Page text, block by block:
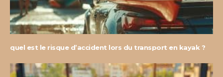
quel est le risque d’accident lors du transport en kayak ?